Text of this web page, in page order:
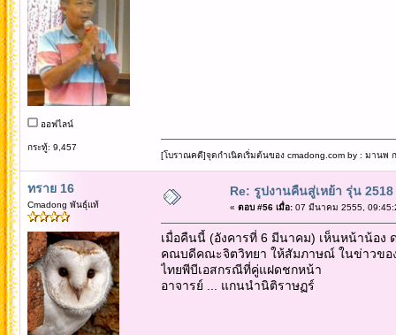
ออฟไลน์
กระทู้: 9,457
[โบราณคดี]จุดกำเนิดเริ่มต้นของ cmadong.com by : มานพ
ทราย 16
Cmadong พันธุ์แท้
Re: รูปงานคืนสู่เหย้า รุ่น 2518
« ตอบ #56 เมื่อ:07 มีนาคม 2555,
เมื่อคืนนี้ (อังคารที่ 6 มีนาคม) เห็นหน้าน้อง
คณบดีคณะจิตวิทยา ให้สัมภาษณ์ ในข่าวขอ
ไทยพีบีเอสกรณีที่คู่แฝดชกหน้า
อาจารย์ ... แกนนำนิติราษฏร์